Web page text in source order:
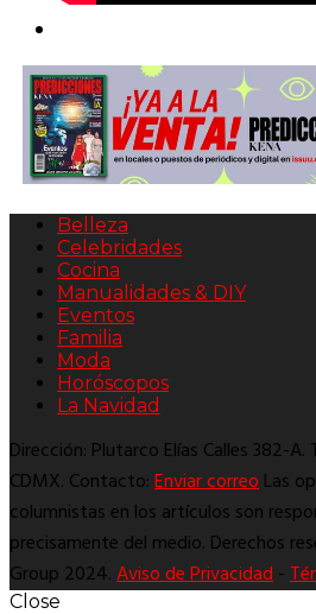
Belleza
Celebridades
Cocina
Manualidades & DIY
Eventos
Familia
Moda
Horóscopos
La Navidad
Dirección: Plutarco Elías Calles 382-
CDMX. Contacto:Enviar correoLas
columnistas en los artículos son
precisamente del medio. Derechos
Group 2024.Aviso de Privacidad-
Close